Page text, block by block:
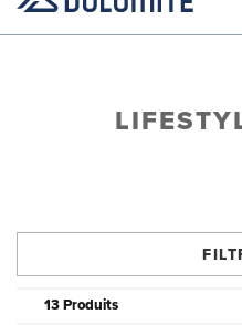
13 Produits